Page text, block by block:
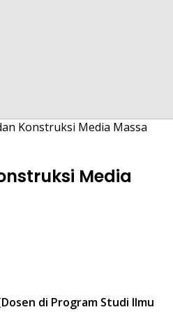
Konstruksi Media Massa
Media
di Program Studi Ilmu